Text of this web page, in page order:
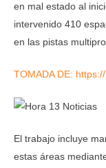
en mal estado al
intervenido 410
en las pistas
TOMADA DE:
El trabajo incluye
estas áreas